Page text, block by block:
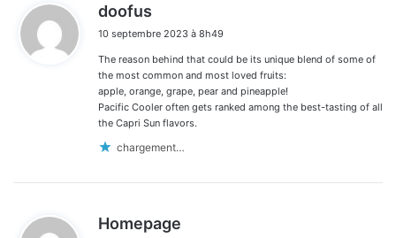
doofus
t
:
10 septembre 2023 à 8h49
The reason behind that could be its unique blend of some of
the most common and most loved fruits:
apple, orange, grape, pear and pineapple!
Pacific Cooler often gets ranked among the best-tasting of all
the Capri Sun flavors.
chargement…
Homepage